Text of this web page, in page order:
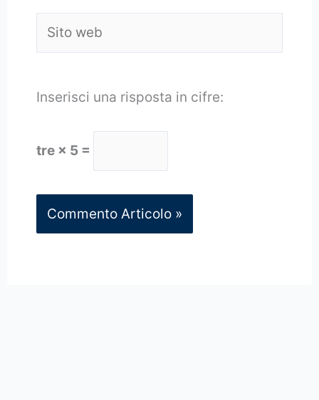
web
Inserisci una risposta in cifre:
tre × 5 =